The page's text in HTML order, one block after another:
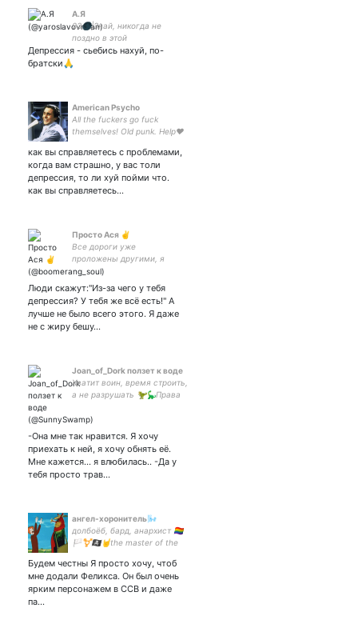
A.Я
23🌑|Знай, никогда не
поздно в этой
жизни,послать всё наxер,
Депрессия - сьебись нахуй, по-
братски🙏
American Psycho
Аll the fuckers go fuck
themselves! Old punk. Help❤️
как вы справляетесь с проблемами,
когда вам страшно, у вас толи
депрессия, то ли хуй пойми что.
как вы справляетесь…
Просто Ася ✌
Все дороги уже
проложены другими, я
просто иду по чужим
Люди скажут:"Из-за чего у тебя
депрессия? У тебя же всё есть!" А
лучше не было всего этого. Я даже
не с жиру бешу…
Joan_of_Dork ползет к воде
Хватит воин, время строить,
а не разрушать 🦖🦕Права
#нетограничениюабортов
#СвободуСестрамХачатурян
-Она мне так нравится. Я хочу
приехать к ней, я хочу обнять её.
Мне кажется... я влюбилась.. -Да у
тебя просто трав…
ангел-хоронитель🌬️
долбоёб, бард, анархист 🏳️‍🌈
🏳️‍⚧️🏴‍☠️🤘the master of the
как идея. а чо вы мне
сделаете, я текст в
интернете.
Будем честны Я просто хочу, чтоб
мне додали Феликса. Он был очень
ярким персонажем в ССВ и даже
па…